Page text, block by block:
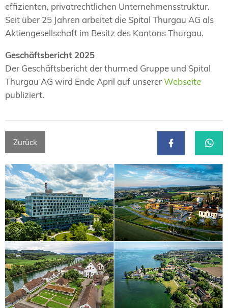
effizienten, privatrechtlichen Unternehmensstruktur.
Seit über 25 Jahren arbeitet die Spital Thurgau AG als
Aktiengesellschaft im Besitz des Kantons Thurgau.
Geschäftsbericht 2025
Der Geschäftsbericht der thurmed Gruppe und Spital
Thurgau AG wird Ende April auf unsererWebseite
publiziert.
Zurück